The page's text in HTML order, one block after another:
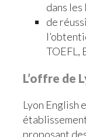
dans les
de
TOEFL,
L’offre de
Lyon English
proposant